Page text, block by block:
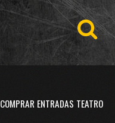
COMPRAR ENTRADAS TEATRO